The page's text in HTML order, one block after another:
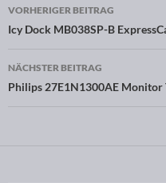
VORHERIGER BEITRAG
Icy Dock MB038SP-B
NÄCHSTER BEITRAG
Philips 27E1N1300AE Monitor